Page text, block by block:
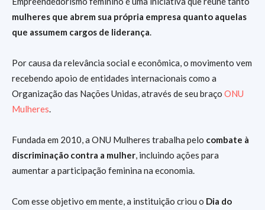
mulheres que abrem sua própria empresa quanto aquelas
que assumem cargos de liderança.
Por causa da relevância social e econômica, o movimento vem
recebendo apoio de entidades internacionais como a
Organização das Nações Unidas, através de seu braço ONU
Mulheres.
Fundada em 2010, a ONU Mulheres trabalha pelo combate à
discriminação contra a mulher, incluindo ações para
aumentar a participação feminina na economia.
Com esse objetivo em mente, a instituição criou o Dia do